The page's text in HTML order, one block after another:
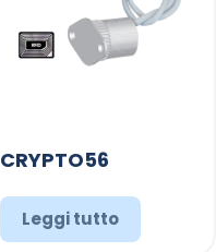
CRYPTO56
Leggi tutto